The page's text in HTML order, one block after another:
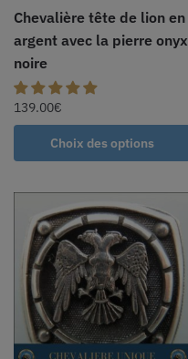
Chevalière tête de lion en
argent avec la pierre onyx
noire
139.00€
Choix des options